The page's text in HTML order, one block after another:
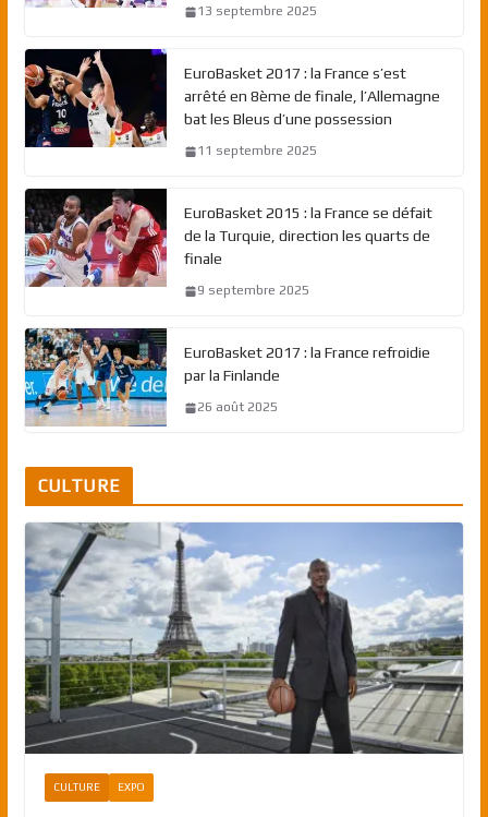
13 septembre 2025
EuroBasket 2017 : la France s’est
arrêté en 8ème de finale, l’Allemagne
bat les Bleus d’une possession
11 septembre 2025
EuroBasket 2015 : la France se défait
de la Turquie, direction les quarts de
finale
9 septembre 2025
EuroBasket 2017 : la France refroidie
par la Finlande
26 août 2025
CULTURE
CULTURE EXPO